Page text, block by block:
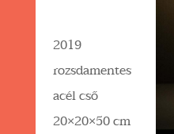
2019
rozsdamentes
acél cső
20×20×50 cm